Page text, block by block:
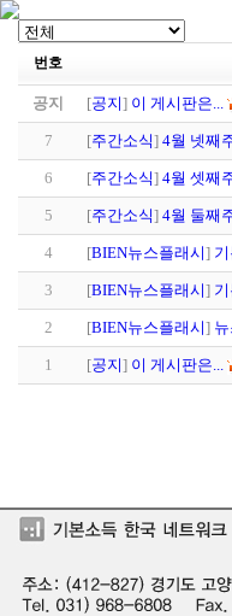
번호
공지 [공지] 이 게시판은...
7 [주간소식] 4월 넷째
6 [주간소식] 4월 셋째
5 [주간소식] 4월 둘째
4 [BIEN뉴스플래시]
3 [BIEN뉴스플래시]
2 [BIEN뉴스플래시]
1 [공지] 이 게시판은...